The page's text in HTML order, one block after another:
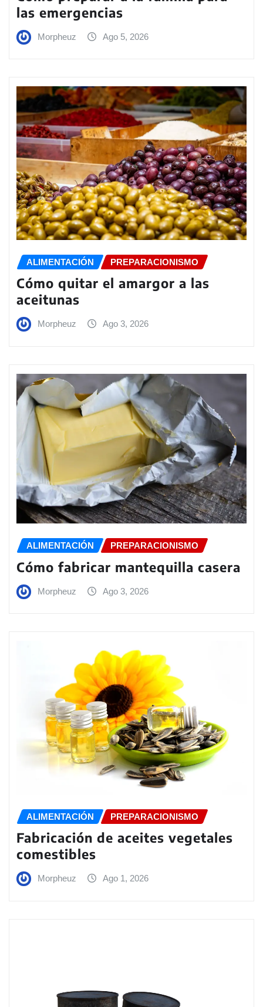
las emergencias
Morpheuz Ago 5, 2026
ALIMENTACIÓN PREPARACIONISMO
Cómo quitar el amargor a las
aceitunas
Morpheuz Ago 3, 2026
ALIMENTACIÓN PREPARACIONISMO
Cómo fabricar mantequilla casera
Morpheuz Ago 3, 2026
ALIMENTACIÓN PREPARACIONISMO
Fabricación de aceites vegetales
comestibles
Morpheuz Ago 1, 2026